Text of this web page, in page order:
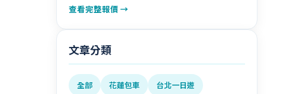
查看完整報價 →
文章分類
全部 花蓮包車
台北一日遊